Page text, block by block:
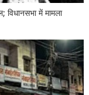
विधानसभा में मामला